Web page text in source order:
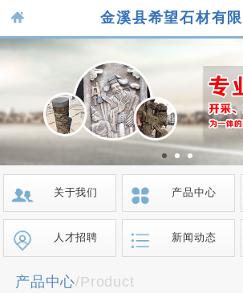
金溪县希望石材有限
关于我们 产品中心
人才招聘 新闻动态
产品中心/Product